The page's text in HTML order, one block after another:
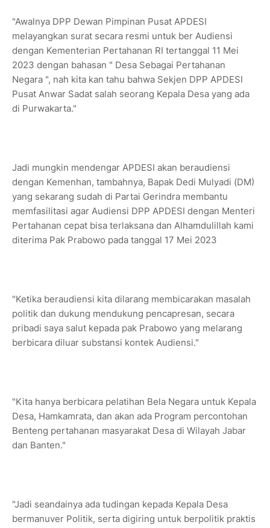
"Awalnya DPP Dewan Pimpinan Pusat APDESI
melayangkan surat secara resmi untuk ber Audiensi
dengan Kementerian Pertahanan RI tertanggal 11 Mei
2023 dengan bahasan " Desa Sebagai Pertahanan
Negara ", nah kita kan tahu bahwa Sekjen DPP APDESI
Pusat Anwar Sadat salah seorang Kepala Desa yang ada
di Purwakarta."
Jadi mungkin mendengar APDESI akan beraudiensi
dengan Kemenhan, tambahnya, Bapak Dedi Mulyadi (DM)
yang sekarang sudah di Partai Gerindra membantu
memfasilitasi agar Audiensi DPP APDESI dengan Menteri
Pertahanan cepat bisa terlaksana dan Alhamdulillah kami
diterima Pak Prabowo pada tanggal 17 Mei 2023
"Ketika beraudiensi kita dilarang membicarakan masalah
politik dan dukung mendukung pencapresan, secara
pribadi saya salut kepada pak Prabowo yang melarang
berbicara diluar substansi kontek Audiensi."
"Kita hanya berbicara pelatihan Bela Negara untuk Kepala
Desa, Hamkamrata, dan akan ada Program percontohan
Benteng pertahanan masyarakat Desa di Wilayah Jabar
dan Banten."
"Jadi seandainya ada tudingan kepada Kepala Desa
bermanuver Politik, serta digiring untuk berpolitik praktis